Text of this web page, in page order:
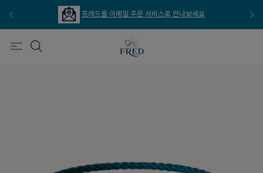
프레드를 이메일 주문 서비스로 만나보세요